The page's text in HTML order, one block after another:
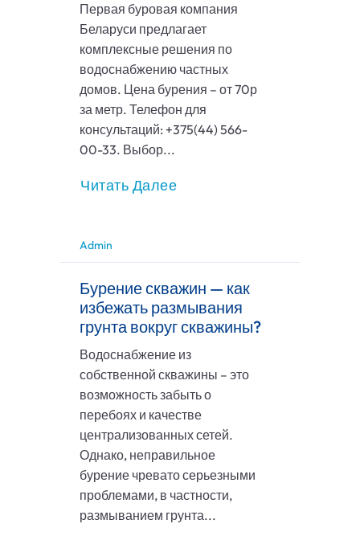
Первая буровая компания
Беларуси предлагает
комплексные решения по
водоснабжению частных
домов. Цена бурения – от 70р
за метр. Телефон для
консультаций: +375(44) 566-
00-33. Выбор...
Читать Далее
Admin
Бурение скважин — как
избежать размывания
грунта вокруг скважины?
Водоснабжение из
собственной скважины – это
возможность забыть о
перебоях и качестве
централизованных сетей.
Однако, неправильное
бурение чревато серьезными
проблемами, в частности,
размыванием грунта...